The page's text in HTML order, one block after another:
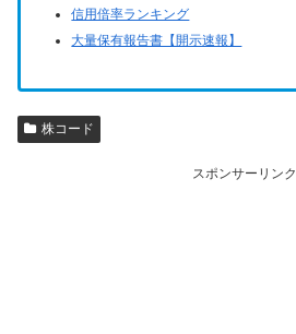
信用倍率ランキング
大量保有報告書【開示速報】
株コード
スポンサーリンク